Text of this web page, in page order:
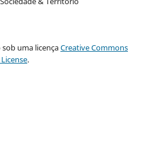
uma licençaCreative Commons
.